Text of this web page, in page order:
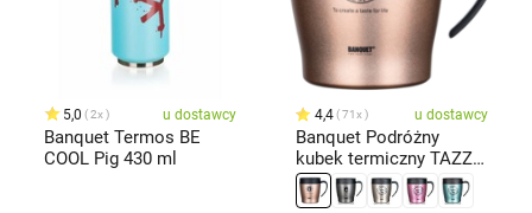
5,0 2x u dostawcy
Banquet Termos BE
COOL Pig 430 ml
4,4 71x u dostawcy
Banquet Podróżny
kubek termiczny TAZZA
330 ml, brązowy